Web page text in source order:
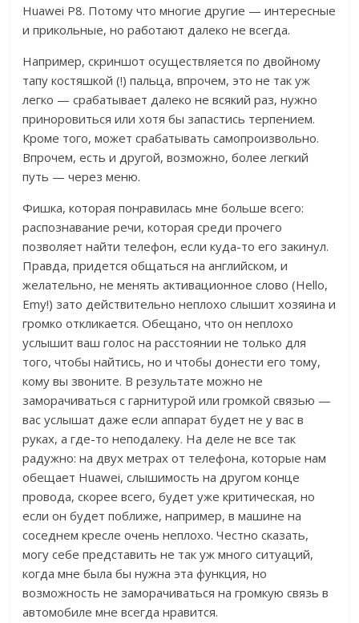
Huawei P8. Потому что многие другие — интересные
и прикольные, но работают далеко не всегда.
Например, скриншот осуществляется по двойному
тапу костяшкой (!) пальца, впрочем, это не так уж
легко — срабатывает далеко не всякий раз, нужно
приноровиться или хотя бы запастись терпением.
Кроме того, может срабатывать самопроизвольно.
Впрочем, есть и другой, возможно, более легкий
путь — через меню.
Фишка, которая понравилась мне больше всего:
распознавание речи, которая среди прочего
позволяет найти телефон, если куда-то его закинул.
Правда, придется общаться на английском, и
желательно, не менять активационное слово (Hello,
Emy!) зато действительно неплохо слышит хозяина и
громко откликается. Обещано, что он неплохо
услышит ваш голос на расстоянии не только для
того, чтобы найтись, но и чтобы донести его тому,
кому вы звоните. В результате можно не
заморачиваться с гарнитурой или громкой связью —
вас услышат даже если аппарат будет не у вас в
руках, а где-то неподалеку. На деле не все так
радужно: на двух метрах от телефона, которые нам
обещает Huawei, слышимость на другом конце
провода, скорее всего, будет уже критическая, но
если он будет поближе, например, в машине на
соседнем кресле очень неплохо. Честно сказать,
могу себе представить не так уж много ситуаций,
когда мне была бы нужна эта функция, но
возможность не заморачиваться на громкую связь в
автомобиле мне всегда нравится.